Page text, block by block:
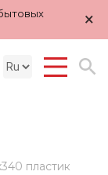
×
пластик